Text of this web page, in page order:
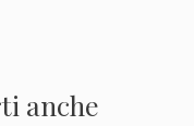
anche